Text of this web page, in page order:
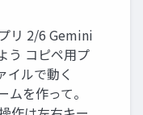
リ 2/6 Gemini
う コピペ⽤プ
イルで動く
ムを作って。